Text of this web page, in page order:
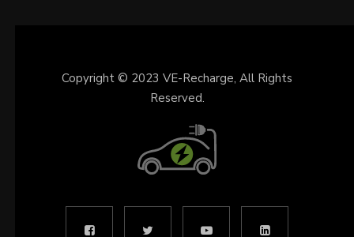
Copyright © 2023 VE-Recharge, All Rights
Reserved.